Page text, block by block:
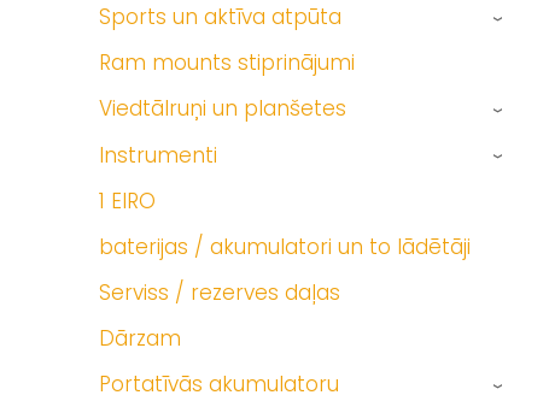
Sports un aktīva atpūta ›
Ram mounts stiprinājumi
Viedtālruņi un planšetes
›
Instrumenti ›
1 EIRO
baterijas / akumulatori un to lādētāji
Serviss / rezerves daļas
Dārzam
Portatīvās akumulatoru
›